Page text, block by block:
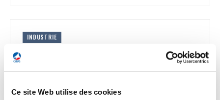
Ce site Web utilise des cookies
INDUSTRIE
Thales prévoit un investissement de 300 M€ à
2028, incluant la construction d’un site de production